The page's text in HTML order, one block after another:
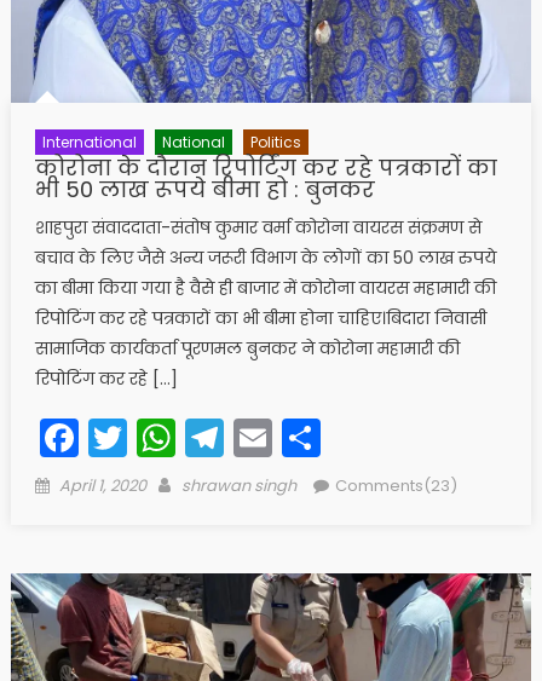
International National Politics
कोरोना के दौरान रिपोर्टिंग कर रहे पत्रकारों का
भी 50 लाख रूपये बीमा हो : बुनकर
शाहपुरा संवाददाता-संतोष कुमार वर्मा कोरोना वायरस संक्रमण से
बचाव के लिए जैसे अन्य जरूरी विभाग के लोगों का 50 लाख रुपये
का बीमा किया गया है वैसे ही बाजार में कोरोना वायरस महामारी की
रिपोटिंग कर रहे पत्रकारों का भी बीमा होना चाहिए।बिदारा निवासी
सामाजिक कार्यकर्ता पूरणमल बुनकर ने कोरोना महामारी की
रिपोटिंग कर रहे […]
Facebook
Twitter
WhatsApp
Telegram
EmailShare
Posted
April 1, 2020 Author
shrawan singh Comments(23)